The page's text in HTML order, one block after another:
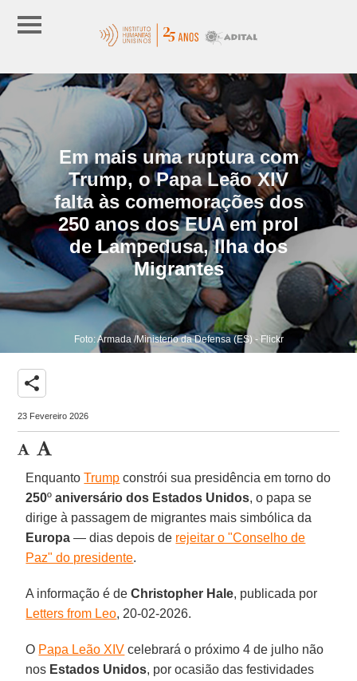
Em mais uma ruptura com
Trump, o Papa Leão XIV
falta às comemorações dos
250 anos dos EUA em prol
de Lampedusa, Ilha dos
Migrantes
Foto: Armada /Ministerio da Defensa (ES) - Flickr
share
23 Fevereiro 2026
EnquantoTrump constrói sua presidência em torno do
250º aniversário dos Estados Unidos, o papa se
dirige à passagem de migrantes mais simbólica da
Europa — dias depois de rejeitar o "Conselho de
Paz" do presidente.
A informação é deChristopher Hale, publicada por
Letters from Leo, 20-02-2026.
O Papa Leão XIV celebrará o próximo 4 de julho não
nos Estados Unidos, por ocasião das festividades